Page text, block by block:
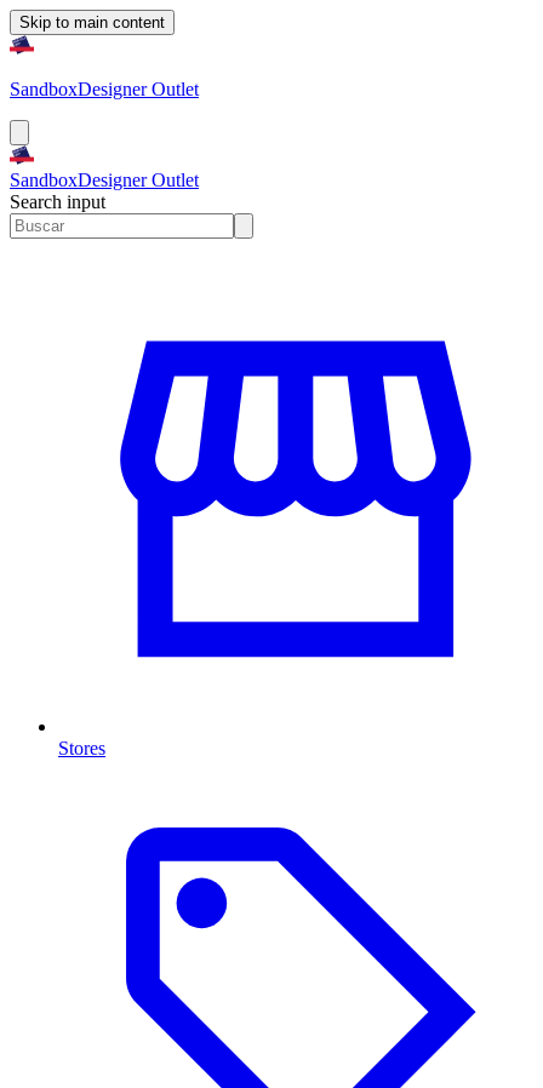
Skip to main content
SandboxDesigner Outlet
SandboxDesigner Outlet
Search input
Stores